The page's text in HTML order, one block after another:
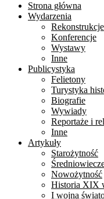
Strona główna
Wydarzenia
Rekonstrukcje
Konferencje
Wystawy
Inne
Publicystyka
Felietony
Turystyka
Biografie
Wywiady
Reportaże i
Inne
Artykuły
Starożytność
Nowożytność
Historia XIX
I wojna